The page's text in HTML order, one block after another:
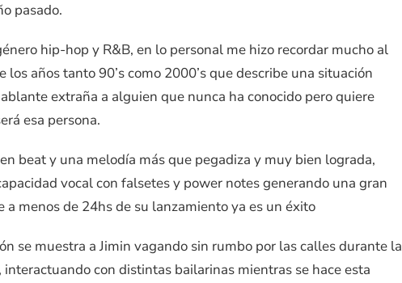
pasado.
hip-hop y R&B, en lo personal me hizo recordar mucho al
los años tanto 90’s como 2000’s que describe una situación
extraña a alguien que nunca ha conocido pero quiere
esa persona.
beat y una melodía más que pegadiza y muy bien lograda,
vocal con falsetes y power notes generando una gran
menos de 24hs de su lanzamiento ya es un éxito
se muestra a Jimin vagando sin rumbo por las calles durante la
interactuando con distintas bailarinas mientras se hace esta